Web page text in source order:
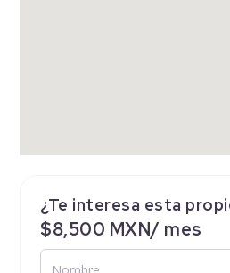
¿Te interesa esta
$8,500 MXN/ mes